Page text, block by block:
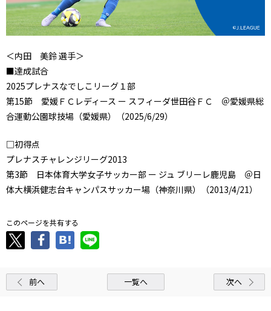
＜内田 美鈴 選手＞
■達成試合
2025プレナスなでしこリーグ１部
第15節 愛媛ＦＣレディース ー スフィーダ世田谷ＦＣ ＠愛媛県総
合運動公園球技場（愛媛県）（2025/6/29）
□初得点
プレナスチャレンジリーグ2013
第3節 日本体育大学女子サッカー部 ー ジュ ブリーレ鹿児島 ＠日
体大横浜健志台キャンパスサッカー場（神奈川県）（2013/4/21）
このページを共有する
前へ 一覧へ 次へ